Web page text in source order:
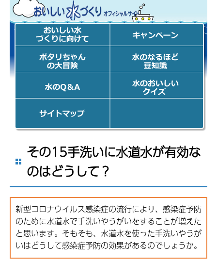
おいしい水づくり計画 オフィ
シャルサイト
おいしい水づ
くりに向けて
キャンペーン
ポタリちゃん
の大冒険
水のなるほど
豆知識
水のQ&A
水のおいしい
クイズ
「おいしい水
づくり計画」
オフィシャル
トマップ
その15手洗いに水道水が有効な
のはどうして？
新型コロナウイルス感染症の流行により、感染症予防
のために水道水で手洗いやうがいをすることが増えた
と思います。そもそも、水道水を使った手洗いやうが
いはどうして感染症予防の効果があるのでしょうか。